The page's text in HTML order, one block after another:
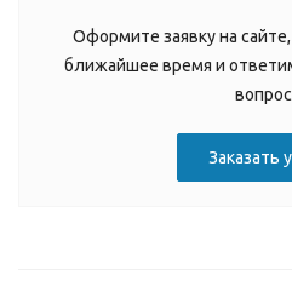
Оформите заявку на
ближайшее время и
Заказать